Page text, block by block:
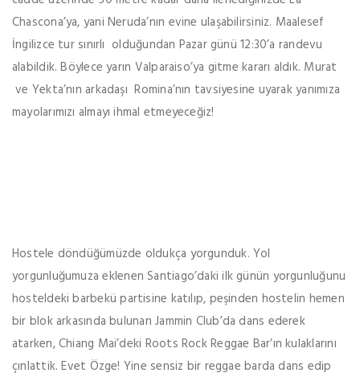
Chascona’ya, yani Neruda’nın evine ulaşabilirsiniz. Maalesef
İngilizce tur sınırlı olduğundan Pazar günü 12:30’a randevu
alabildik. Böylece yarın Valparaiso’ya gitme kararı aldık. Murat
ve Yekta’nın arkadaşı Romina’nın tavsiyesine uyarak yanımıza
mayolarımızı almayı ihmal etmeyeceğiz!
Hostele döndüğümüzde oldukça yorgunduk. Yol
yorgunluğumuza eklenen Santiago’daki ilk günün yorgunluğunu
hosteldeki barbekü partisine katılıp, peşinden hostelin hemen
bir blok arkasında bulunan Jammin Club’da dans ederek
atarken, Chiang Mai’deki Roots Rock Reggae Bar’ın kulaklarını
çınlattik. Evet Özge! Yine sensiz bir reggae barda dans edip